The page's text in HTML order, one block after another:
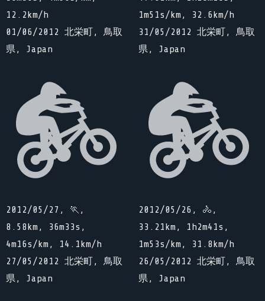
12.2km/h
01/06/2012 北栄町, 鳥取
県, Japan
1m51s/km, 32.6km/h
31/05/2012 北栄町, 鳥取
県, Japan
2012/05/27, 🏃,
8.58km, 36m33s,
4m16s/km, 14.1km/h
27/05/2012 北栄町, 鳥取
県, Japan
2012/05/26, 🚴,
33.21km, 1h2m41s,
1m53s/km, 31.8km/h
26/05/2012 北栄町, 鳥取
県, Japan